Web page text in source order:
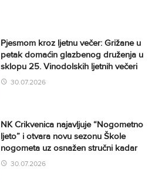
Pjesmom kroz ljetnu večer: Grižane u
petak domaćin glazbenog druženja u
sklopu 25. Vinodolskih ljetnih večeri
30.07.2026
NK Crikvenica najavljuje “Nogometno
ljeto” i otvara novu sezonu Škole
nogometa uz osnažen stručni kadar
30.07.2026